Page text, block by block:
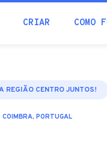
CRIAR COMO
REGIÃO CENTRO JUNTOS!
COIMBRA, PORTUGAL